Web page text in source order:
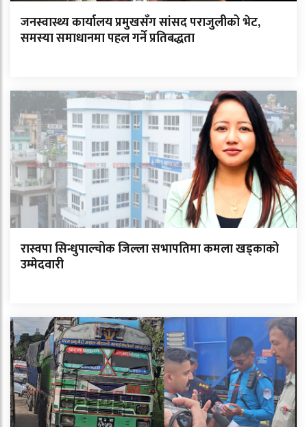
जनस्वास्थ्य कार्यालय प्रमुखसँग सांसद पराजुलीको भेट,
समस्या समाधानमा पहल गर्ने प्रतिबद्धता
रास्वपा सिन्धुपाल्चोक जिल्ला सभापतिमा कमला खड्काको
उम्मेदवारी